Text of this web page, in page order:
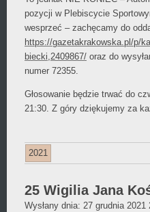
pozycji w Plebiscycie
wesprzeć – zachęcamy do
https://gazetakrakowska.pl/p/
biecki,2409867/ oraz do
numer 72355.
Głosowanie będzie trwać do
21:30. Z góry dziękujemy za
2021
25 Wigilia Jana
Wysłany dnia: 27 grudnia 2021